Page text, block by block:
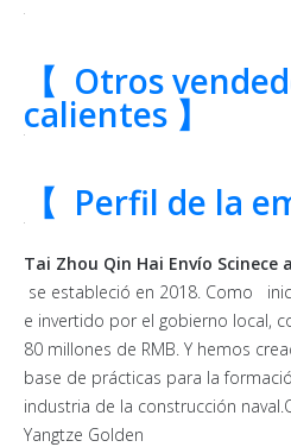
【 Otros
calientes 】
【 Perfil de la
Tai Zhou Qin Hai Envío Scinece
se estableció en 2018. Como
e invertido por el gobierno local,
80 millones de RMB. Y hemos
base de prácticas para la
industria de la construcción
Yangtze Golden